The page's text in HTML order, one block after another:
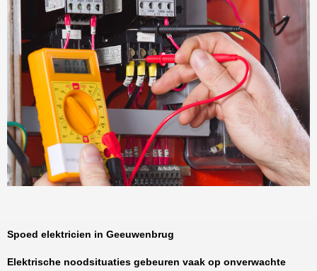
Spoed elektricien in Geeuwenbrug
Elektrische noodsituaties gebeuren vaak op onverwachte